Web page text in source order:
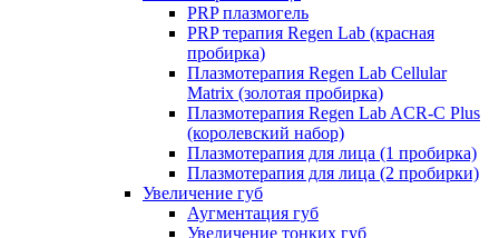
PRP плазмогель
PRP терапия Regen Lab (красная
пробирка)
Плазмотерапия Regen Lab Cellular
Matrix (золотая пробирка)
Плазмотерапия Regen Lab ACR-C Plus
(королевский набор)
Плазмотерапия для лица (1 пробирка)
Плазмотерапия для лица (2 пробирки)
Увеличение губ
Аугментация губ
Увеличение тонких губ